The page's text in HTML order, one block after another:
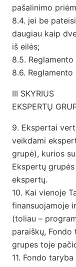
pašalinimo
8.4. jei be
daugiau kaip
iš eilės;
8.5.
8.6.
III SKYRIUS
EKSPERTŲ
9. Ekspertai
veikdami
grupė), kurios
Ekspertų
ekspertų.
10. Kai vienoje
finansuojamoje
(toliau –
paraiškų,
grupes toje
11. Fondo